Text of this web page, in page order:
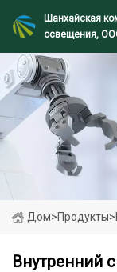
Шанхайская
освещения,
Дом>Продукты>
Внутренний